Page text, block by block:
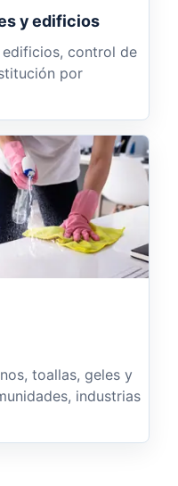
y edificios
control de
por
toallas, geles y
industrias